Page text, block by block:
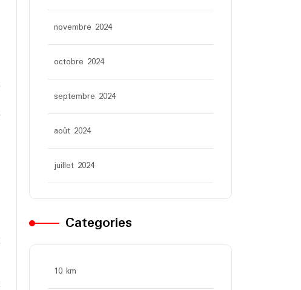
novembre 2024
octobre 2024
septembre 2024
août 2024
juillet 2024
Categories
10 km